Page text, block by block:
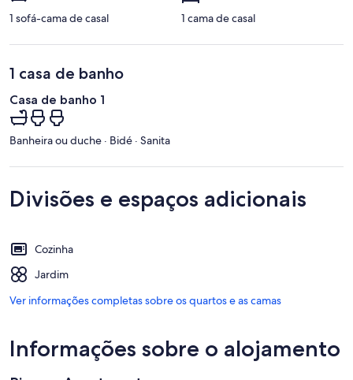
1 sofá-cama de casal 1 cama de casal
1 casa de banho
Casa de banho 1
Banheira ou duche · Bidé · Sanita
Divisões e espaços adicionais
Cozinha
Jardim
Ver informações completas sobre os quartos e as camas
Informações sobre o alojamento